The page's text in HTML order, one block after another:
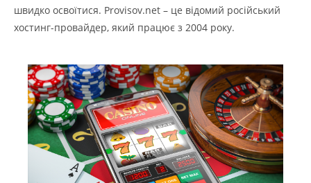
швидко освоїтися. Provisov.net – це відомий російський
хостинг-провайдер, який працює з 2004 року.